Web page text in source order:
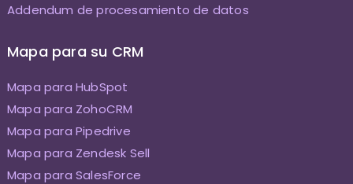
Addendum de procesamiento de datos
Mapa para su CRM
Mapa para HubSpot
Mapa para ZohoCRM
Mapa para Pipedrive
Mapa para Zendesk Sell
Mapa para SalesForce